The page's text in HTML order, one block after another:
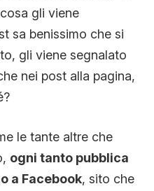
gli viene
sa benissimo che si
gli viene segnalato
nei post alla pagina,
le tante altre che
ogni tanto pubblica
a Facebook, sito che